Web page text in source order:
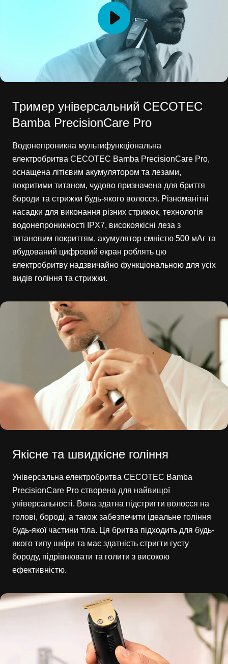
Тример універсальний CECOTEC
Bamba PrecisionCare Pro
Водонепроникна мультифункціональна
електробритва CECOTEC Bamba PrecisionCare Pro,
оснащена літієвим акумулятором та лезами,
покритими титаном, чудово призначена для бриття
бороди та стрижки будь-якого волосся. Різноманітні
насадки для виконання різних стрижок, технологія
водонепроникності IPX7, високоякісні леза з
титановим покриттям, акумулятор ємністю 500 мАг та
вбудований цифровий екран роблять цю
електробритву надзвичайно функціональною для усіх
видів гоління та стрижки.
Якісне та швидкісне гоління
Універсальна електробритва CECOTEC Bamba
PrecisionCare Pro створена для найвищої
універсальності. Вона здатна підстригти волосся на
голові, бороді, а також забезпечити ідеальне гоління
будь-якої частини тіла. Ця бритва підходить для будь-
якого типу шкіри та має здатність стригти густу
бороду, підрівнювати та голити з високою
ефективністю.